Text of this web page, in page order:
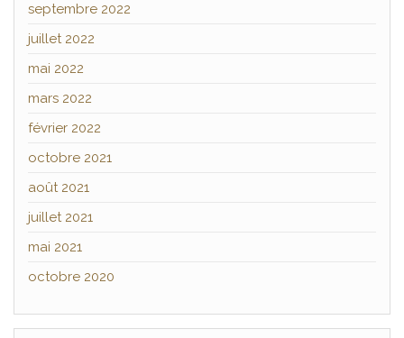
septembre 2022
juillet 2022
mai 2022
mars 2022
février 2022
octobre 2021
août 2021
juillet 2021
mai 2021
octobre 2020